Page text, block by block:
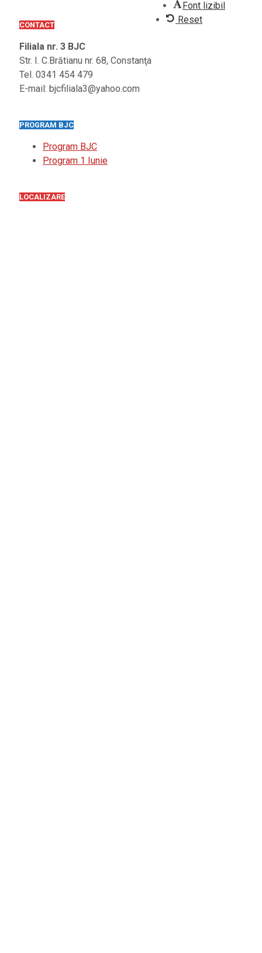
CONTACT
Filiala nr. 3 BJC
Str. I. C.Brătianu nr. 68, Constanţa
Tel. 0341 454 479
E-mail: bjcfiliala3@yahoo.com
PROGRAM BJC
Program BJC
Program 1 Iunie
LOCALIZARE
Font lizibil
Reset